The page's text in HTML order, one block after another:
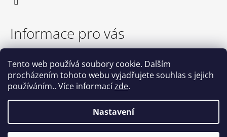
Tento web používá soubory cookie. Dalším
procházením tohoto webu vyjadřujete souhlas s jejich
používáním.. Více informacízde.
Nastavení
Informace pro vás
TABULKA VELIKOSTÍ
OBCHODNÍ PODMÍNKY
PODMÍNKY OCHRANY OSOBNÍCH ÚDAJŮ